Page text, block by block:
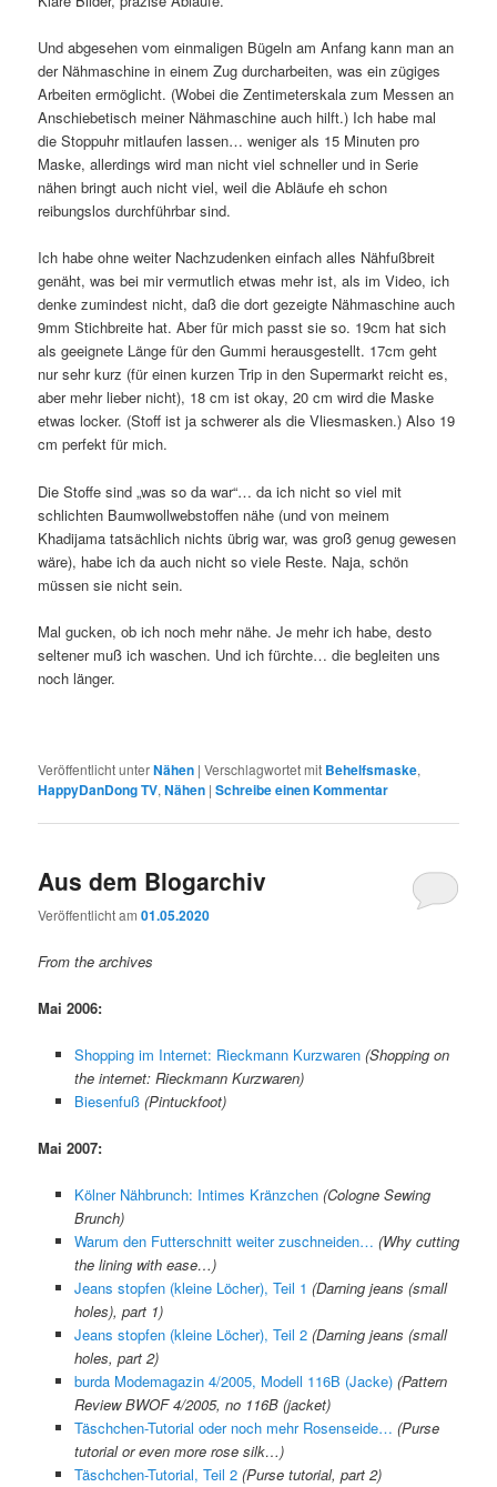
Und abgesehen vom einmaligen Bügeln am Anfang kann man an
der Nähmaschine in einem Zug durcharbeiten, was ein zügiges
Arbeiten ermöglicht. (Wobei die Zentimeterskala zum Messen an
Anschiebetisch meiner Nähmaschine auch hilft.) Ich habe mal
die Stoppuhr mitlaufen lassen… weniger als 15 Minuten pro
Maske, allerdings wird man nicht viel schneller und in Serie
nähen bringt auch nicht viel, weil die Abläufe eh schon
reibungslos durchführbar sind.
Ich habe ohne weiter Nachzudenken einfach alles Nähfußbreit
genäht, was bei mir vermutlich etwas mehr ist, als im Video, ich
denke zumindest nicht, daß die dort gezeigte Nähmaschine auch
9mm Stichbreite hat. Aber für mich passt sie so. 19cm hat sich
als geeignete Länge für den Gummi herausgestellt. 17cm geht
nur sehr kurz (für einen kurzen Trip in den Supermarkt reicht es,
aber mehr lieber nicht), 18 cm ist okay, 20 cm wird die Maske
etwas locker. (Stoff ist ja schwerer als die Vliesmasken.) Also 19
cm perfekt für mich.
Die Stoffe sind „was so da war“… da ich nicht so viel mit
schlichten Baumwollwebstoffen nähe (und von meinem
Khadijama tatsächlich nichts übrig war, was groß genug gewesen
wäre), habe ich da auch nicht so viele Reste. Naja, schön
müssen sie nicht sein.
Mal gucken, ob ich noch mehr nähe. Je mehr ich habe, desto
seltener muß ich waschen. Und ich fürchte… die begleiten uns
noch länger.
Veröffentlicht unterNähen |Verschlagwortet mit Behelfsmaske,
HappyDanDong TV,Nähen |Schreibe einen Kommentar
Aus dem Blogarchiv
Veröffentlicht am01.05.2020
From the archives
Mai 2006:
Shopping im Internet: Rieckmann Kurzwaren (Shopping on
the internet: Rieckmann Kurzwaren)
Biesenfuß (Pintuckfoot)
Mai 2007:
Kölner Nähbrunch: Intimes Kränzchen (Cologne Sewing
Brunch)
Warum den Futterschnitt weiter zuschneiden… (Why cutting
the lining with ease…)
Jeans stopfen (kleine Löcher), Teil 1 (Darning jeans (small
holes), part 1)
Jeans stopfen (kleine Löcher), Teil 2 (Darning jeans (small
holes, part 2)
burda Modemagazin 4/2005, Modell 116B (Jacke) (Pattern
Review BWOF 4/2005, no 116B (jacket)
Täschchen-Tutorial oder noch mehr Rosenseide… (Purse
tutorial or even more rose silk…)
Täschchen-Tutorial, Teil 2 (Purse tutorial, part 2)